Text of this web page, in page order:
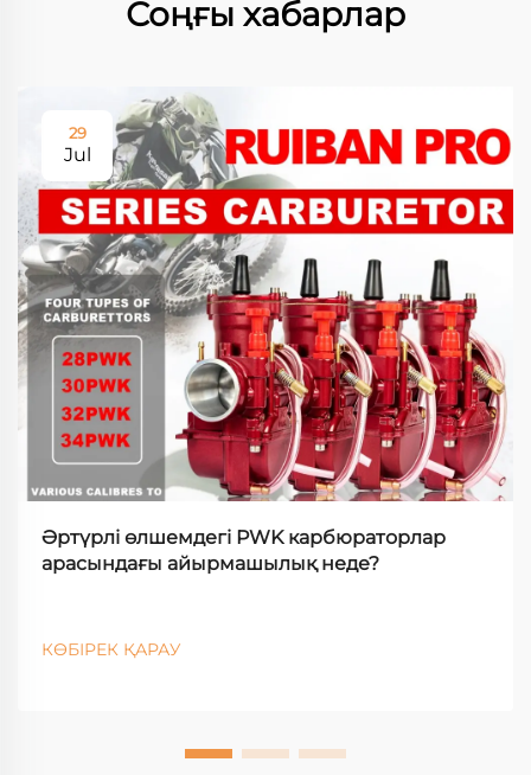
Соңғы хабарлар
29
Jul
Әртүрлі өлшемдегі PWK карбюраторлар
арасындағы айырмашылық неде?
КӨБІРЕК ҚАРАУ